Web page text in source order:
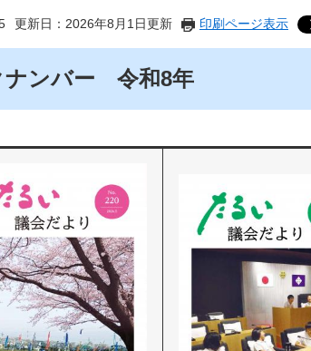
更新日：2026年8月1日更新 印刷ページ表示
ナンバー 令和8年